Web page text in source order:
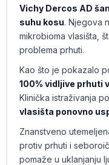
Vichy Dercos AD
suhu kosu. Njegova
mikrobioma vlasišta,
problema prhuti.
Kao što je pokazalo
100% vidljive prhuti
Klinička istraživanja
vlasišta ponovno
Znanstveno
protiv prhuti i
pomaže u uklanjanju